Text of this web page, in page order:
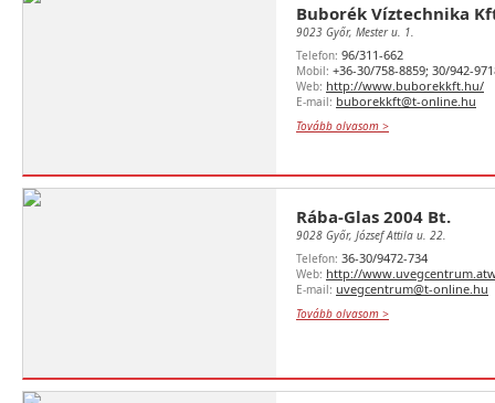
Buborék Víztechnika
9023 Győr, Mester u. 1.
Telefon: 96/311-662
Mobil: +36-30/758-8859; 30/942-
Web: http://www.buborekkft.hu/
E-mail: buborekkft@t-online.hu
Tovább olvasom >
Rába-Glas 2004 Bt.
9028 Győr, József Attila u. 22.
Telefon: 36-30/9472-734
Web: http://
E-mail: uvegcentrum@t-online.hu
Tovább olvasom >